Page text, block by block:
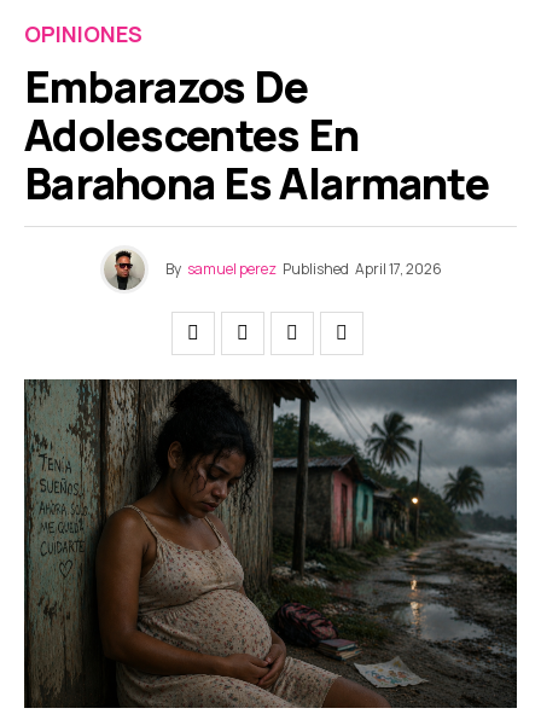
OPINIONES
Embarazos De
Adolescentes En
Barahona Es Alarmante
By samuel perez Published April 17, 2026